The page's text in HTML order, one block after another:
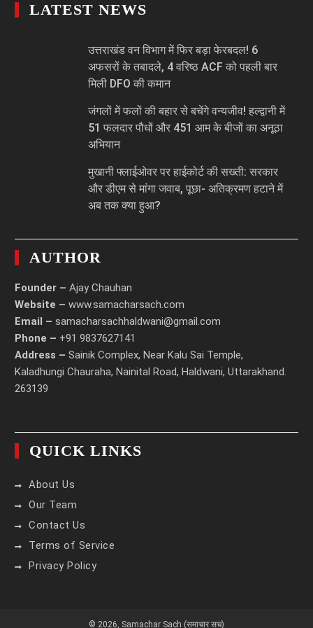
LATEST NEWS
उत्तराखंड वन विभाग में फिर बड़ा फेरबदल! 6
अफसरों के तबादले, 4 वरिष्ठ ACF को पहली बार
मिली DFO की कमान
जंगलों में फलों की बहार से बचेंगे वन्यजीव! हल्द्वानी में
51 फलदार पौधों और 451 आम के बीजों का अनूठा
अभियान
मुखानी फ्लाईओवर पर हाईकोर्ट की सख्ती: सरकार
और डीएम से मांगा जवाब, पूछा- अतिक्रमण हटाने में
अब तक क्या हुआ?
AUTHOR
Founder – Ajay Chauhan
Website – www.samacharsach.com
Email – samacharsachhaldwani@gmail.com
Phone – +91 9837627141
Address – Sainik Complex, Near Kalu Sai Temple,
Kaladhungi Chauraha, Nainital Road, Haldwani, Uttarakhand.
263139
QUICK LINKS
About Us
Our Team
Contact Us
Terms of Service
Privacy Policy
© 2026, Samachar Sach (समाचार सच)